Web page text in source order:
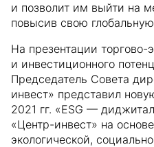
и позволит им выйти на
повысив свою
На презентации торгово-
и инвестиционного
Председатель Совета
инвест» представил
2021 гг. «ESG —
«Центр-инвест» на
экологической,